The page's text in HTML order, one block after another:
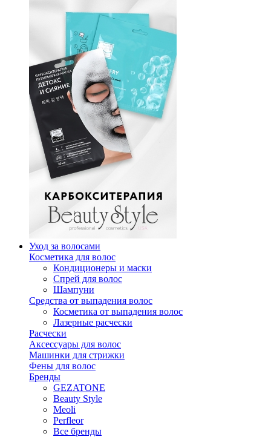
Уход за волосами
Косметика для волос
Кондиционеры и маски
Спрей для волос
Шампуни
Средства от выпадения волос
Косметика от выпадения волос
Лазерные расчески
Расчески
Аксессуары для волос
Машинки для стрижки
Фены для волос
Бренды
GEZATONE
Beauty Style
Meoli
Perfleor
Все бренды